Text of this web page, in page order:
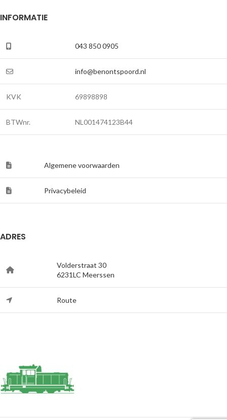
INFORMATIE
043 850 0905
info@benontspoord.nl
KVK 69898898
BTWnr. NL001474123B44
Algemene voorwaarden
Privacybeleid
ADRES
Volderstraat 30
6231LC Meerssen
Route